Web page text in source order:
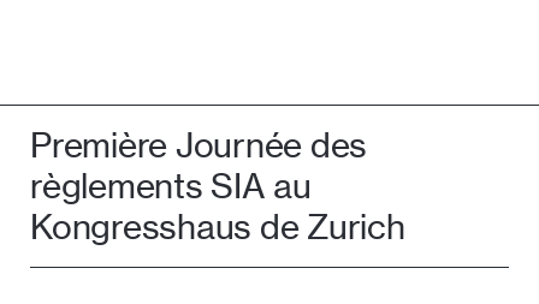
Première Journée des
règlements SIA au
Kongresshaus de Zurich